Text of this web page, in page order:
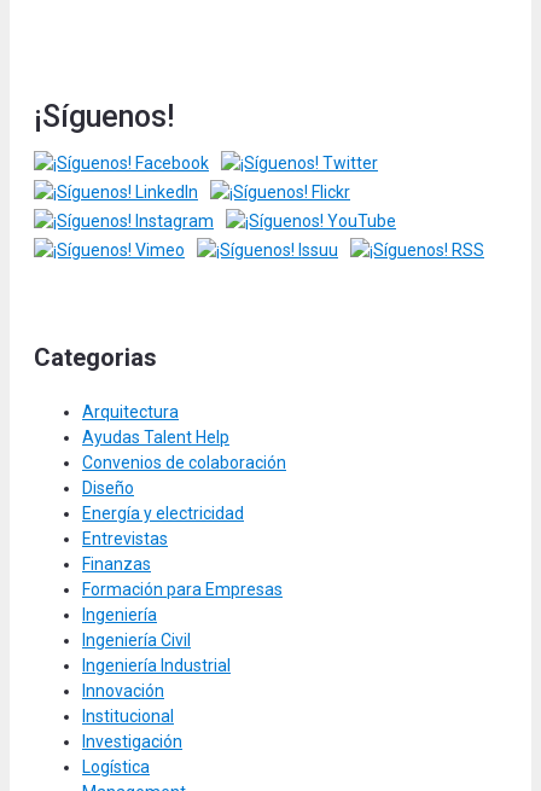
¡Síguenos!
Categorias
Arquitectura
Ayudas Talent Help
Convenios de colaboración
Diseño
Energía y electricidad
Entrevistas
Finanzas
Formación para Empresas
Ingeniería
Ingeniería Civil
Ingeniería Industrial
Innovación
Institucional
Investigación
Logística